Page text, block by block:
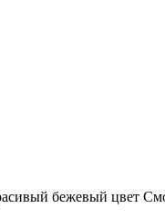
бежевый цвет